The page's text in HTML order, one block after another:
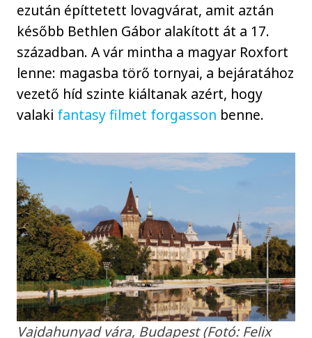
ezután építtetett lovagvárat, amit aztán
később Bethlen Gábor alakított át a 17.
században. A vár mintha a magyar Roxfort
lenne: magasba törő tornyai, a bejáratához
vezető híd szinte kiáltanak azért, hogy
valaki fantasy filmet forgasson benne.
Vajdahunyad vára, Budapest (Fotó: Felix